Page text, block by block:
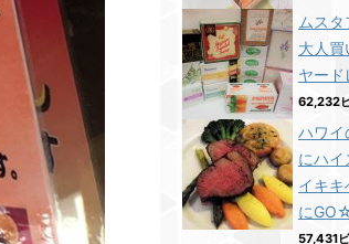
ムス
大人買
ヤー
62,232
ハワイ
にハイ
イキキ
に
57,431